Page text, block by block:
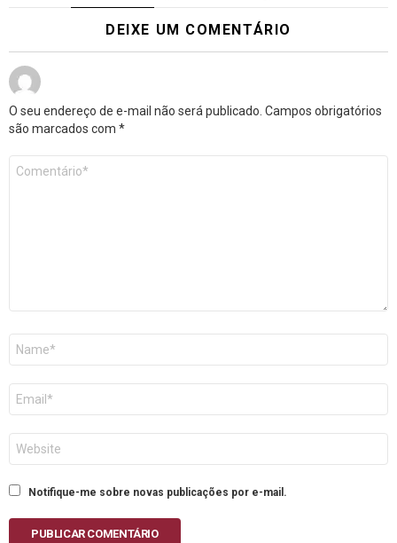
DEIXE UM COMENTÁRIO
O seu endereço de e-mail não será publicado. Campos obrigatórios
são marcados com *
mail
Notifique-me sobre novas publicações por e-mail.
PUBLICAR COMENTÁRIO